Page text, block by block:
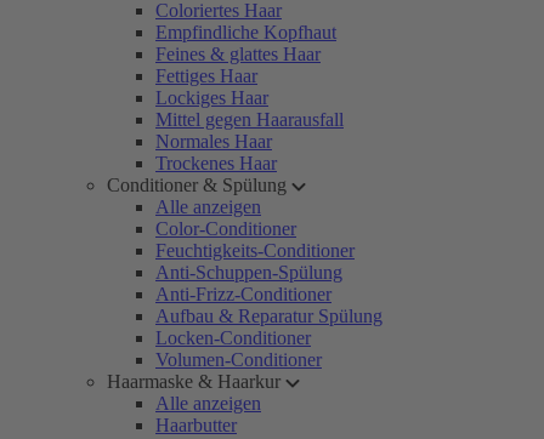
Coloriertes Haar
Empfindliche Kopfhaut
Feines & glattes Haar
Fettiges Haar
Lockiges Haar
Mittel gegen Haarausfall
Normales Haar
Trockenes Haar
Conditioner & Spülung
Alle anzeigen
Color-Conditioner
Feuchtigkeits-Conditioner
Anti-Schuppen-Spülung
Anti-Frizz-Conditioner
Aufbau & Reparatur Spülung
Locken-Conditioner
Volumen-Conditioner
Haarmaske & Haarkur
Alle anzeigen
Haarbutter